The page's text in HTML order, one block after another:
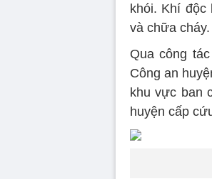
khói. Khí độc
và chữa cháy.
Qua công
Công an
khu vực ban
huyện cấp